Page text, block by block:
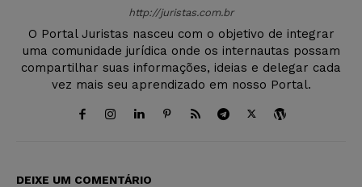
http://juristas.com.br
O Portal Juristas nasceu com o objetivo de integrar
uma comunidade jurídica onde os internautas possam
compartilhar suas informações, ideias e delegar cada
vez mais seu aprendizado em nosso Portal.
DEIXE UM COMENTÁRIO